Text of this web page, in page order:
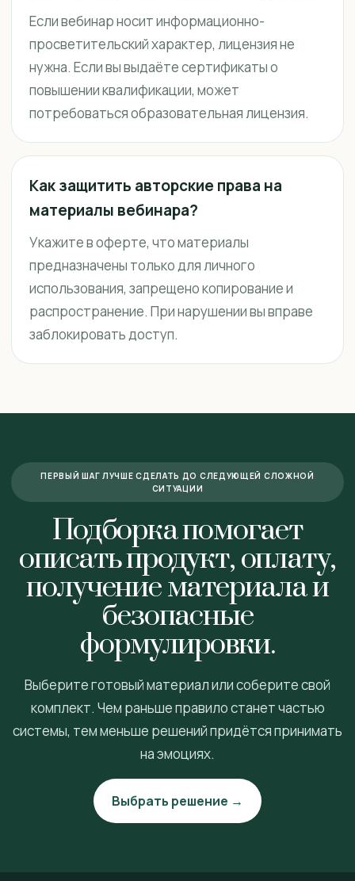
Если вебинар носит информационно-
просветительский характер, лицензия не
нужна. Если вы выдаёте сертификаты о
повышении квалификации, может
потребоваться образовательная лицензия.
Как защитить авторские права на
материалы вебинара?
Укажите в оферте, что материалы
предназначены только для личного
использования, запрещено копирование и
распространение. При нарушении вы вправе
заблокировать доступ.
ПЕРВЫЙ ШАГ ЛУЧШЕ СДЕЛАТЬ ДО СЛЕДУЮЩЕЙ СЛОЖНОЙ
СИТУАЦИИ
Подборка помогает
описать продукт, оплату,
получение материала и
безопасные
формулировки.
Выберите готовый материал или соберите свой
комплект. Чем раньше правило станет частью
системы, тем меньше решений придётся принимать
на эмоциях.
Выбрать решение →